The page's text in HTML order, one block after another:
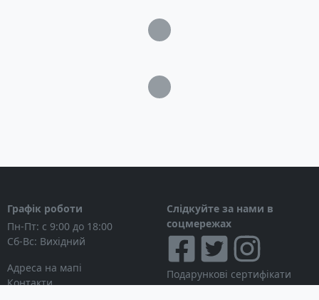
Загрузка...
Загрузка...
Графік роботи
Пн-Пт: с 9:00 до 18:00
Сб-Вс: Вихідний
Адреса на мапі
Контакти
Слідкуйте за нами в
соцмережах
Подарункові сертифікати
Дисконтні картки